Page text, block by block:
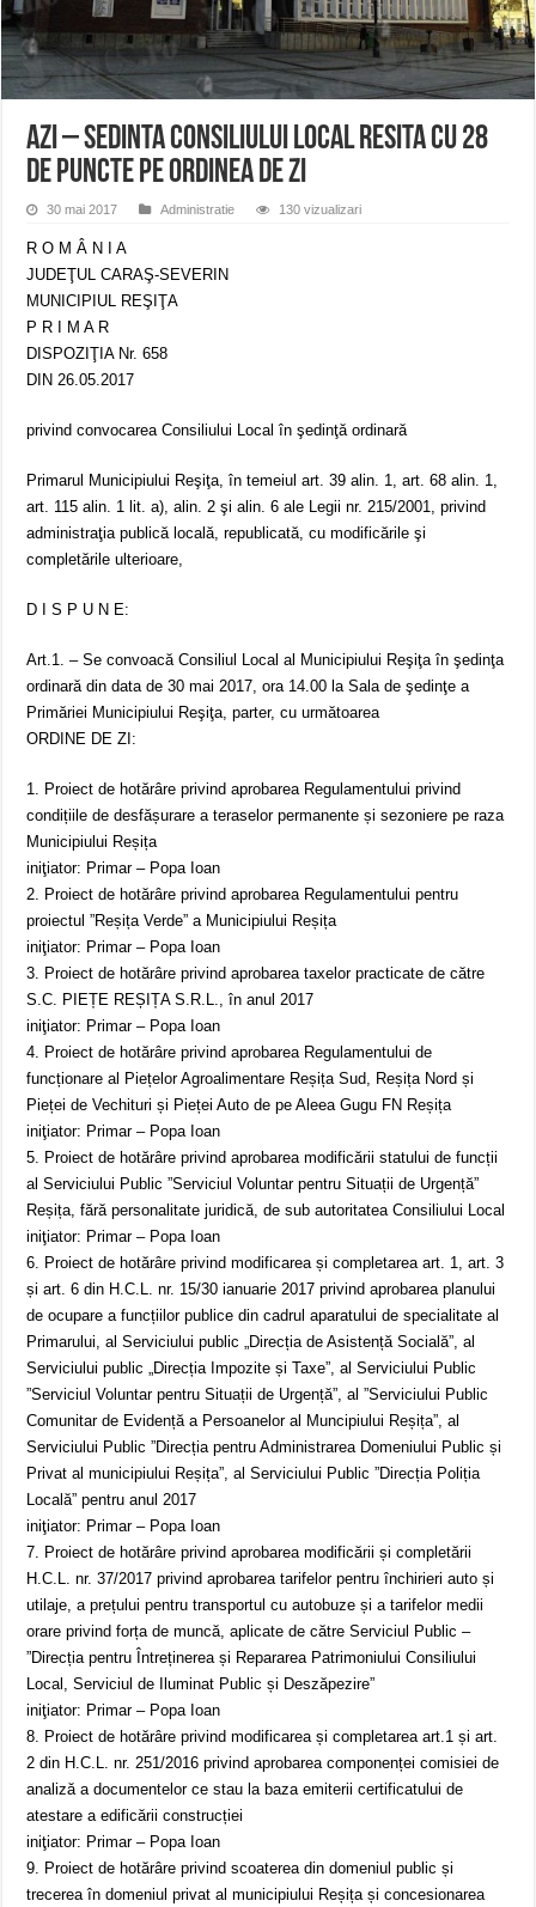
ANUNŢ OPRIRE APĂ în CARANSEBEȘ avarie
ANUNȚ OPRIRE APĂ în Reșița, cartier Țerova – avarie – 04.08.2026
Azi – Sedinta Consiliului Local Resita cu 28
de puncte pe ordinea de zi
30 mai 2017 Administratie 130 vizualizari
R O M Â N I A
JUDEŢUL CARAŞ-SEVERIN
MUNICIPIUL REŞIŢA
P R I M A R
DISPOZIŢIA Nr. 658
DIN 26.05.2017
privind convocarea Consiliului Local în şedinţă ordinară
Primarul Municipiului Reşiţa, în temeiul art. 39 alin. 1, art. 68 alin. 1,
art. 115 alin. 1 lit. a), alin. 2 şi alin. 6 ale Legii nr. 215/2001, privind
administraţia publică locală, republicată, cu modificările şi
completările ulterioare,
D I S P U N E:
Art.1. – Se convoacă Consiliul Local al Municipiului Reşiţa în şedinţa
ordinară din data de 30 mai 2017, ora 14.00 la Sala de şedinţe a
Primăriei Municipiului Reşiţa, parter, cu următoarea
ORDINE DE ZI:
1. Proiect de hotărâre privind aprobarea Regulamentului privind
condițiile de desfășurare a teraselor permanente și sezoniere pe raza
Municipiului Reșița
iniţiator: Primar – Popa Ioan
2. Proiect de hotărâre privind aprobarea Regulamentului pentru
proiectul ”Reșița Verde” a Municipiului Reșița
iniţiator: Primar – Popa Ioan
3. Proiect de hotărâre privind aprobarea taxelor practicate de către
S.C. PIEȚE REȘIȚA S.R.L., în anul 2017
iniţiator: Primar – Popa Ioan
4. Proiect de hotărâre privind aprobarea Regulamentului de
funcționare al Piețelor Agroalimentare Reșița Sud, Reșița Nord și
Pieței de Vechituri și Pieței Auto de pe Aleea Gugu FN Reșița
iniţiator: Primar – Popa Ioan
5. Proiect de hotărâre privind aprobarea modificării statului de funcții
al Serviciului Public ”Serviciul Voluntar pentru Situații de Urgență”
Reșița, fără personalitate juridică, de sub autoritatea Consiliului Local
iniţiator: Primar – Popa Ioan
6. Proiect de hotărâre privind modificarea și completarea art. 1, art. 3
și art. 6 din H.C.L. nr. 15/30 ianuarie 2017 privind aprobarea planului
de ocupare a funcțiilor publice din cadrul aparatului de specialitate al
Primarului, al Serviciului public „Direcția de Asistență Socială”, al
Serviciului public „Direcția Impozite și Taxe”, al Serviciului Public
”Serviciul Voluntar pentru Situații de Urgență”, al ”Serviciului Public
Comunitar de Evidență a Persoanelor al Muncipiului Reșița”, al
Serviciului Public ”Direcția pentru Administrarea Domeniului Public și
Privat al municipiului Reșița”, al Serviciului Public ”Direcția Poliția
Locală” pentru anul 2017
iniţiator: Primar – Popa Ioan
7. Proiect de hotărâre privind aprobarea modificării și completării
H.C.L. nr. 37/2017 privind aprobarea tarifelor pentru închirieri auto și
utilaje, a prețului pentru transportul cu autobuze și a tarifelor medii
orare privind forța de muncă, aplicate de către Serviciul Public –
”Direcția pentru Întreținerea și Repararea Patrimoniului Consiliului
Local, Serviciul de Iluminat Public și Deszăpezire”
iniţiator: Primar – Popa Ioan
8. Proiect de hotărâre privind modificarea și completarea art.1 și art.
2 din H.C.L. nr. 251/2016 privind aprobarea componenței comisiei de
analiză a documentelor ce stau la baza emiterii certificatului de
atestare a edificării construcției
iniţiator: Primar – Popa Ioan
9. Proiect de hotărâre privind scoaterea din domeniul public și
trecerea în domeniul privat al municipiului Reșița și concesionarea